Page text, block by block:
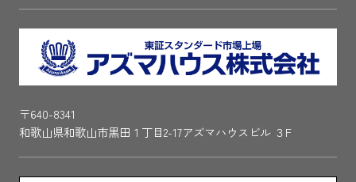
〒640-8341
和歌山県和歌山市黒田１丁目2-17アズマハウスビル ３F